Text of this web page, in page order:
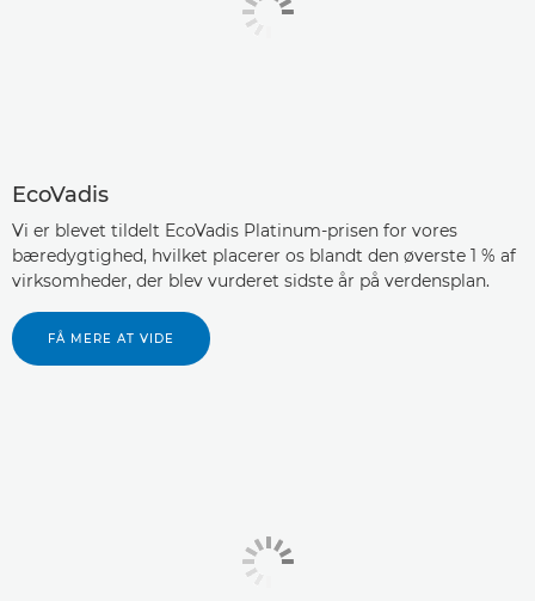
EcoVadis
Vi er blevet tildelt EcoVadis Platinum-prisen for vores
bæredygtighed, hvilket placerer os blandt den øverste 1 % af
virksomheder, der blev vurderet sidste år på verdensplan.
FÅ MERE AT VIDE